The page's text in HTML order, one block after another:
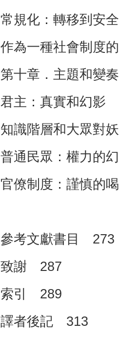
常規化：轉移到安
作為一種社會制度
第十章．主題和變奏
君主：真實和幻影
知識階層和大眾對
普通民眾：權力的
官僚制度：謹慎的
參考文獻書目 273
致謝 287
索引 289
譯者後記 313